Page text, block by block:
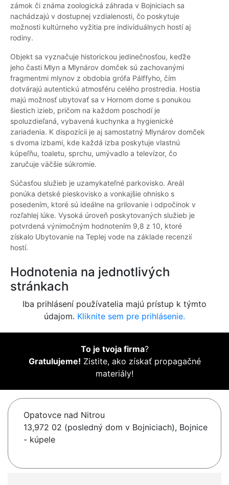
zámok či známa zoologická záhrada v Bojniciach sa
nachádzajú v dostupnej vzdialenosti, čo poskytuje
možnosti kultúrneho vyžitia pre individuálnych hostí aj
rodiny.
Objekt sa vyznačuje historickou jedinečnosťou, keďže
jeho časti Mlyn a Mlynárov domček sú zachovanými
fragmentmi mlynov z obdobia grófa Pálffyho, čím
dotvárajú autentickú atmosféru celého prostredia. Hostia
majú možnosť ubytovať sa v Hornom dome s ponukou
šiestich izieb, pričom na každom poschodí je
spoluzdieľaná, vybavená kuchynka a hygienické
zariadenia. K dispozícii je aj samostatný Mlynárov domček
s dvoma izbami, kde každá izba poskytuje vlastnú
kúpeľňu, toaletu, sprchu, umývadlo a televízor, čo
zaručuje väčšie súkromie.
Súčasťou služieb je uzamykateľné parkovisko. Areál
ponúka detské pieskovisko a vonkajšie ohnisko s
posedením, ktoré sú ideálne na grilovanie i odpočinok v
rozľahlej lúke. Vysoká úroveň poskytovaných služieb je
potvrdená výnimočným hodnotením 9,8 z 10, ktoré
získalo Ubytovanie na Teplej vode na základe recenzií
hostí.
Hodnotenia na jednotlivých
stránkach
Iba prihlásení používatelia majú prístup k týmto
údajom. Kliknite sem pre prihlásenie.
To je tvoja firma?
Gratulujeme! Zistite, ako získať propagačné
materiály!
Opatovce nad Nitrou
13,972 02 (posledný dom v Bojniciach), Bojnice
- kúpele